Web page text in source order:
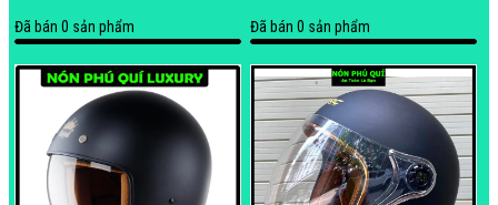
Đã bán 0 sản phẩm Đã bán0 sản phẩm